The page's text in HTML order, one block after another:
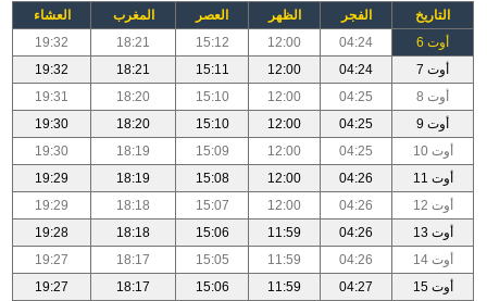
التاريخ الفجر الظهر العصر المغرب
العشاء
أوت 6
04:24
12:00
15:12
18:21
19:32
أوت 7
04:24
12:00
15:11
18:21
19:32
أوت 8
04:25
12:00
15:10
18:20
19:31
أوت 9
04:25
12:00
15:10
18:20
19:30
أوت 10
04:25
12:00
15:09
18:19
19:30
أوت 11
04:26
12:00
15:08
18:19
19:29
أوت 12
04:26
12:00
15:07
18:18
19:29
أوت 13
04:26
11:59
15:06
18:18
19:28
أوت 14
04:26
11:59
15:05
18:17
19:27
أوت 15
04:27
11:59
15:06
18:17
19:27